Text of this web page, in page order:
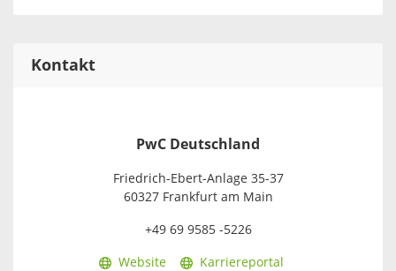
Kontakt
PwC Deutschland
Friedrich-Ebert-Anlage 35-37
60327 Frankfurt am Main
+49 69 9585 -5226
Website Karriereportal